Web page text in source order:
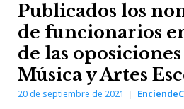
Publicados los
de funcionarios
de las oposiciones
Música y Artes
20 de septiembre de 2021